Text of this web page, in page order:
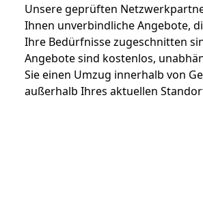
Unsere geprüften
Ihnen unverbindliche Angebote,
Ihre Bedürfnisse zugeschnitten
Angebote sind kostenlos,
Sie einen Umzug innerhalb von
außerhalb Ihres aktuellen